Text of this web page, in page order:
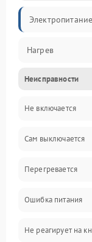
Электропитание
Нагрев
Неисправности
Не включается
Сам выключается
Перегревается
Ошибка питания
Не реагирует на